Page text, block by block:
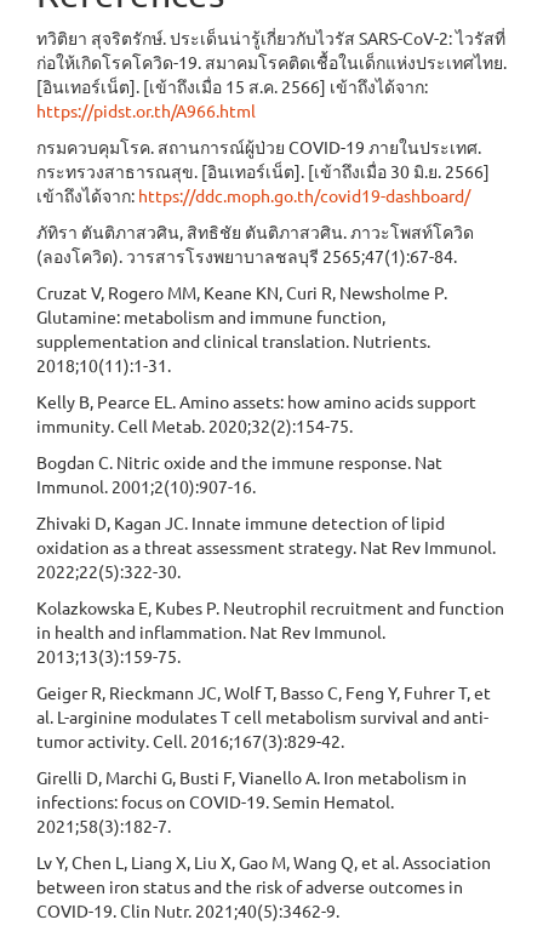
ทวิติยา สุจริตรักษ์. ประเด็นน่ารู้เกี่ยวกับไวรัส SARS-CoV-2: ไวรัสที่
ก่อให้เกิดโรคโควิด-19. สมาคมโรคติดเชื้อในเด็กแห่งประเทศไทย.
[อินเทอร์เน็ต]. [เข้าถึงเมื่อ 15 ส.ค. 2566] เข้าถึงได้จาก:
https://pidst.or.th/A966.html
กรมควบคุมโรค. สถานการณ์ผู้ป่วย COVID-19 ภายในประเทศ.
กระทรวงสาธารณสุข. [อินเทอร์เน็ต]. [เข้าถึงเมื่อ 30 มิ.ย. 2566]
เข้าถึงได้จาก: https://ddc.moph.go.th/covid19-dashboard/
ภัทิรา ตันติภาสวศิน, สิทธิชัย ตันติภาสวศิน. ภาวะโพสท์โควิด
(ลองโควิด). วารสารโรงพยาบาลชลบุรี 2565;47(1):67-84.
Cruzat V, Rogero MM, Keane KN, Curi R, Newsholme P.
Glutamine: metabolism and immune function,
supplementation and clinical translation. Nutrients.
2018;10(11):1-31.
Kelly B, Pearce EL. Amino assets: how amino acids support
immunity. Cell Metab. 2020;32(2):154-75.
Bogdan C. Nitric oxide and the immune response. Nat
Immunol. 2001;2(10):907-16.
Zhivaki D, Kagan JC. Innate immune detection of lipid
oxidation as a threat assessment strategy. Nat Rev Immunol.
2022;22(5):322-30.
Kolazkowska E, Kubes P. Neutrophil recruitment and function
in health and inflammation. Nat Rev Immunol.
2013;13(3):159-75.
Geiger R, Rieckmann JC, Wolf T, Basso C, Feng Y, Fuhrer T, et
al. L-arginine modulates T cell metabolism survival and anti-
tumor activity. Cell. 2016;167(3):829-42.
Girelli D, Marchi G, Busti F, Vianello A. Iron metabolism in
infections: focus on COVID-19. Semin Hematol.
2021;58(3):182-7.
Lv Y, Chen L, Liang X, Liu X, Gao M, Wang Q, et al. Association
between iron status and the risk of adverse outcomes in
COVID-19. Clin Nutr. 2021;40(5):3462-9.